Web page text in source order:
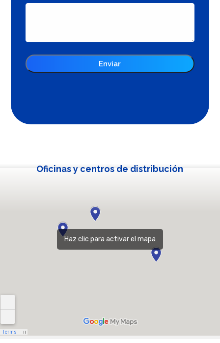
Oficinas y centros de distribución
Haz clic para activar el mapa